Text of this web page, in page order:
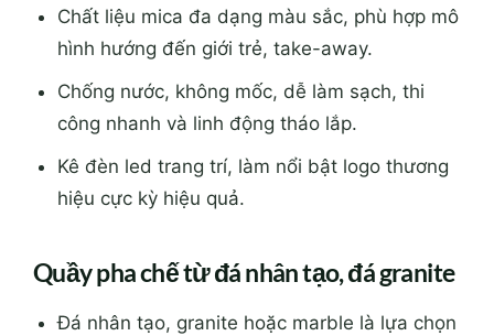
Chất liệu mica đa dạng màu sắc, phù hợp mô
hình hướng đến giới trẻ, take-away.
Chống nước, không mốc, dễ làm sạch, thi
công nhanh và linh động tháo lắp.
Kê đèn led trang trí, làm nổi bật logo thương
hiệu cực kỳ hiệu quả.
Quầy pha chế từ đá nhân tạo, đá granite
Đá nhân tạo, granite hoặc marble là lựa chọn